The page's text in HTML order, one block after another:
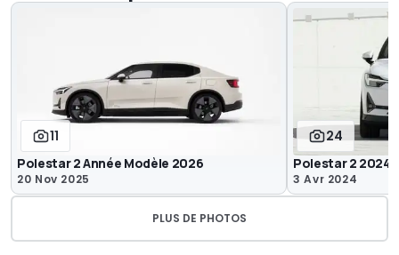
11
Polestar 2 Année Modèle 2026
20 Nov 2025
24
Polestar 2 2024
3 Avr 2024
PLUS DE PHOTOS